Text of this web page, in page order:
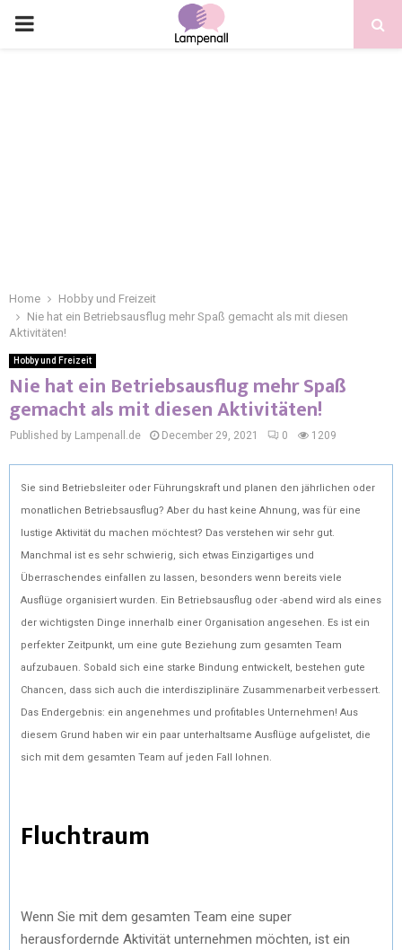
Home
Hobby und Freizeit
Nie hat ein Betriebsausflug mehr Spaß gemacht als mit diesen
Aktivitäten!
Hobby und Freizeit
Nie hat ein Betriebsausflug mehr Spaß
gemacht als mit diesen Aktivitäten!
Published by Lampenall.de December 29, 2021 0 1209
Sie sind Betriebsleiter oder Führungskraft und planen den jährlichen oder
monatlichen Betriebsausflug? Aber du hast keine Ahnung, was für eine
lustige Aktivität du machen möchtest? Das verstehen wir sehr gut.
Manchmal ist es sehr schwierig, sich etwas Einzigartiges und
Überraschendes einfallen zu lassen, besonders wenn bereits viele
Ausflüge organisiert wurden. Ein Betriebsausflug oder -abend wird als eines
der wichtigsten Dinge innerhalb einer Organisation angesehen. Es ist ein
perfekter Zeitpunkt, um eine gute Beziehung zum gesamten Team
aufzubauen. Sobald sich eine starke Bindung entwickelt, bestehen gute
Chancen, dass sich auch die interdisziplinäre Zusammenarbeit verbessert.
Das Endergebnis: ein angenehmes und profitables Unternehmen! Aus
diesem Grund haben wir ein paar unterhaltsame Ausflüge aufgelistet, die
sich mit dem gesamten Team auf jeden Fall lohnen.
Fluchtraum
Wenn Sie mit dem gesamten Team eine super
herausfordernde Aktivität unternehmen möchten, ist ein